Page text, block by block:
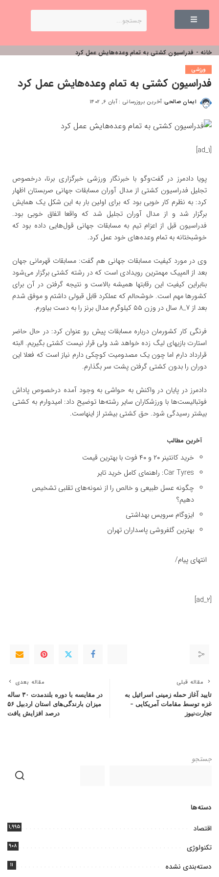
خانه - فدراسیون کشتی به تمام وعده‌هایش عمل کرد
ورزشی
فدراسیون کشتی به تمام وعده‌هایش عمل کرد
ایمان صالحی آخرین بروزرسانی : آبان ۶, ۱۴۰۲
[ad_1]
پویا دادمرز در گفت‌وگو با خبرنگار ورزشی خبرگزاری برنا، درخصوص
تجلیل فدراسیون کشتی از مدال آوران مسابقات جهانی صربستان اظهار
کرد: به نظرم کار خوبی بود که برای اولین بار به این شکل یک همایش
برگزار شد و از مدال آوران تجلیل شد که واقعا اتفاق خوبی بود.
فدراسیون قبل از اعزام تیم به مسابقات جهانی قول‌هایی داده بود که
خوشبختانه به تمام وعده‌های خود عمل کرد.
وی در مورد کیفیت مسابقات جهانی هم گفت: مسابقات قهرمانی جهان
بعد از المپیک مهمترین رویدادی است که در رشته کشتی برگزار می‌شود
بنابراین کیفیت این رقابتها همیشه بالاست و نتیجه گرفتن در آن برای
کشورها مهم است. خوشحالم که عملکرد قابل قبولی داشتم و موفق شدم
بعد از 7_8 سال در وزن ۵۵ کیلوگرم مدال برنز را به دست بیاورم.
فرنگی کار کشورمان درباره مسابقات پیش رو عنوان کرد: در حال حاضر
استارت بازیهای لیگ زده خواهد شد ولی قرار نیست کشتی بگیریم. البته
قرارداد دارم اما چون یک مصدومیت کوچکی دارم نیاز است که فعلا این
دوران را بدون کشتی گرفتن پشت سر بگذارم.
دادمرز در پایان در واکنش به حواشی به وجود آمده درخصوص پاداش
فوتبالیست‌ها با ورزشکاران سایر رشته‌ها توضیح داد: امیدوارم به کشتی
بیشتر رسیدگی شود. حق کشتی بیشتر از اینهاست.
آخرین مطالب
خرید کانتینر ۲۰ و ۴۰ فوت با بهترین قیمت
Car Tyres: راهنمای کامل خرید تایر
چگونه عسل طبیعی و خالص را از نمونه‌های تقلبی تشخیص
دهیم؟
ایزوگام سرویس بهداشتی
بهترین گلفروشی پاسداران تهران
انتهای پیام/
[ad_2]
مقاله قبلی
تایید آغاز حمله زمینی اسرائیل به
غزه توسط مقامات آمریکایی –
تجارت‌نیوز
مقاله بعدی
در مقایسه با دوره بلندمدت ۳۰ ساله
میزان بارندگی‌های استان اردبیل ۵۶
درصد افزایش یافت
جستجو
دسته‌ها
اقتصاد ۱,۹۹۵
تکنولوژی ۹۰۸
دسته‌بندی نشده ۱۱